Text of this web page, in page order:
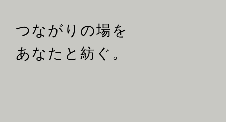
つながりの場を
あなたと紡ぐ。